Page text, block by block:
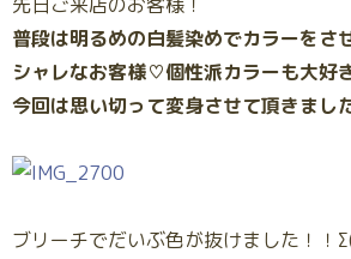
普段は明るめの白髪染めでカラーをさ
シャレなお客様♡個性派カラーも大好
今回は思い切って変身させて頂きまし
ブリーチでだいぶ色が抜けました！